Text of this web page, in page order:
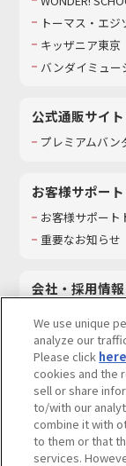
トーマス・エジ
キッザニア東京
バンダイミュー
公式通販サイト
プレミアムバン
お客様サポート
お客様サポート
重要なお知らせ
会社・採用情報
採用情報
サステナビリテ
お問い合わせ
ウェブサイトご利用
We use unique
analyze our
Please click here
cookies and the
sell or share
to/with our
combine it with
to them or that
services.